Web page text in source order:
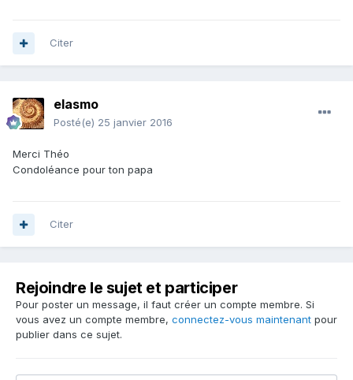
Citer
elasmo
Posté(e) 25 janvier 2016
Merci Théo
Condoléance pour ton papa
Citer
Rejoindre le sujet et participer
Pour poster un message, il faut créer un compte membre. Si
vous avez un compte membre, connectez-vous maintenant pour
publier dans ce sujet.